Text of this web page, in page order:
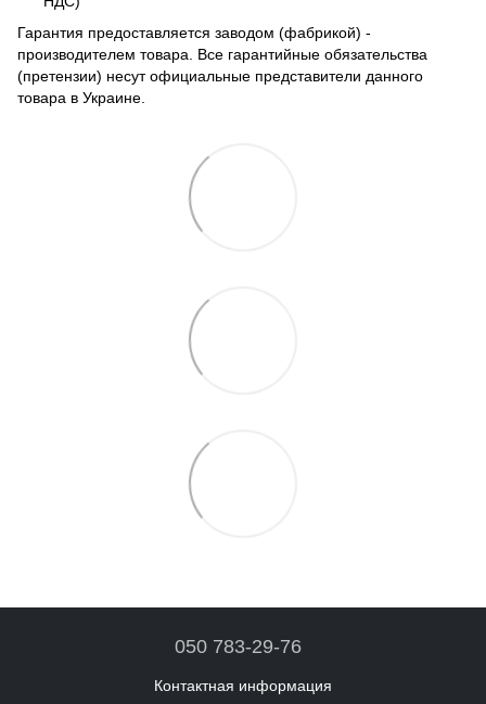
Гарантия предоставляется заводом (фабрикой) -
производителем товара. Все гарантийные обязательства
(претензии) несут официальные представители данного
товара в Украине.
050 783-29-76
Контактная информация